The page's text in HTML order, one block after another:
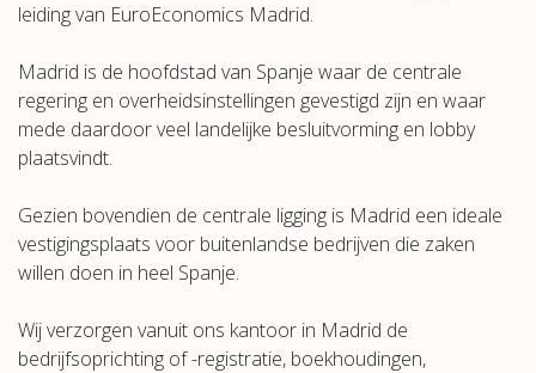
leiding van EuroEconomics Madrid.
Madrid is de hoofdstad van Spanje waar de centrale
regering en overheidsinstellingen gevestigd zijn en waar
mede daardoor veel landelijke besluitvorming en lobby
plaatsvindt.
Gezien bovendien de centrale ligging is Madrid een ideale
vestigingsplaats voor buitenlandse bedrijven die zaken
willen doen in heel Spanje.
Wij verzorgen vanuit ons kantoor in Madrid de
bedrijfsoprichting of -registratie, boekhoudingen,